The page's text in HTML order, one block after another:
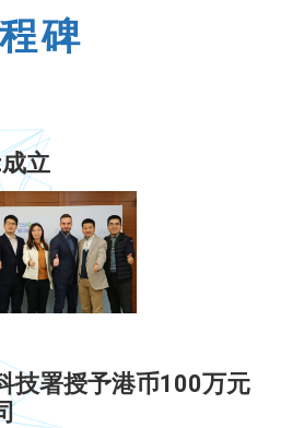
碑
立
技署授予港币100万元